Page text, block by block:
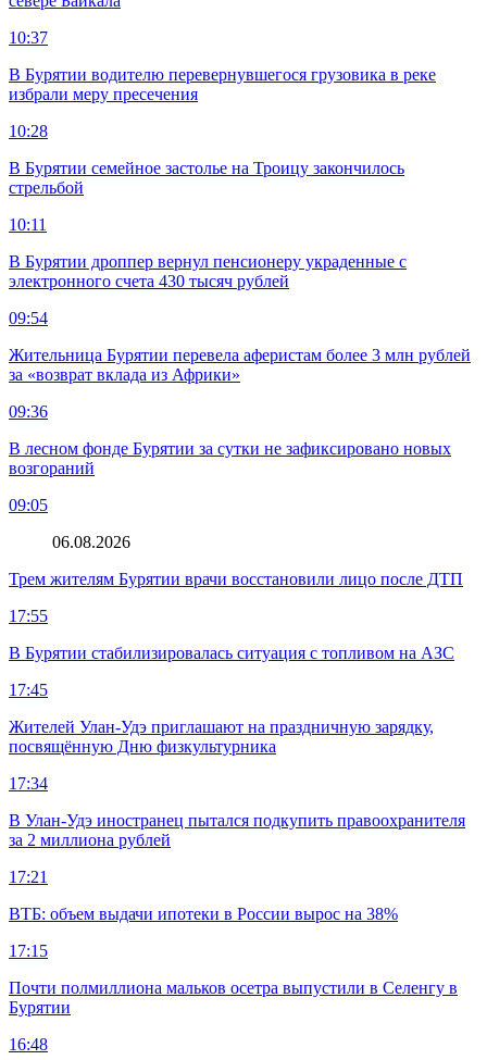
10:37
В Бурятии водителю перевернувшегося грузовика в реке
избрали меру пресечения
10:28
В Бурятии семейное застолье на Троицу закончилось
стрельбой
10:11
В Бурятии дроппер вернул пенсионеру украденные с
электронного счета 430 тысяч рублей
09:54
Жительница Бурятии перевела аферистам более 3 млн рублей
за «возврат вклада из Африки»
09:36
В лесном фонде Бурятии за сутки не зафиксировано новых
возгораний
09:05
06.08.2026
Трем жителям Бурятии врачи восстановили лицо после ДТП
17:55
В Бурятии стабилизировалась ситуация с топливом на АЗС
17:45
Жителей Улан-Удэ приглашают на праздничную зарядку,
посвящённую Дню физкультурника
17:34
В Улан-Удэ иностранец пытался подкупить правоохранителя
за 2 миллиона рублей
17:21
ВТБ: объем выдачи ипотеки в России вырос на 38%
17:15
Почти полмиллиона мальков осетра выпустили в Селенгу в
Бурятии
16:48